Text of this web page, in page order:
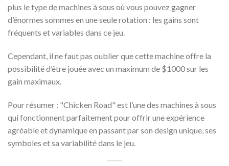
plus le type de machines à sous où vous pouvez gagner
d’énormes sommes en une seule rotation : les gains sont
fréquents et variables dans ce jeu.
Cependant, il ne faut pas oublier que cette machine offre la
possibilité d’être jouée avec un maximum de $1000 sur les
gain maximaux.
Pour résumer : "Chicken Road" est l’une des machines à sous
qui fonctionnent parfaitement pour offrir une expérience
agréable et dynamique en passant par son design unique, ses
symboles et sa variabilité dans le jeu.